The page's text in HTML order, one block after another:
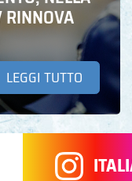
LEGGI TUTTO